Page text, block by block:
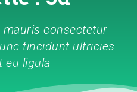
consectetur
tincidunt ultricies
eu ligula